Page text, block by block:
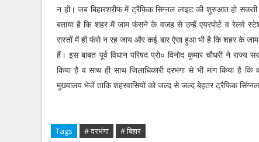
न हों। जब बिहारशरीफ में ट्रैफिक सिग्नल लाइट की शुरुआत हो सकती
बताया है कि शहर में जाम फंसने के वजह से उन्हें एयरपोर्ट व रेलवे
रास्तों में ही फंसे न रह जाय और कई बार ऐसा हुआ भी है कि शहर के
हैं। इस बाबत पूर्व विधान परिषद प्रो० विनोद कुमार चौधरी ने
किया है व साथ ही साथ जिलाधिकारी दरभंगा से भी मांग किया है
मुख्यालय भेजें ताकि शहरवासियों को जल्द से जल्द बेहतर ट्रैफिक
Tags # दरभंगा # बिहार